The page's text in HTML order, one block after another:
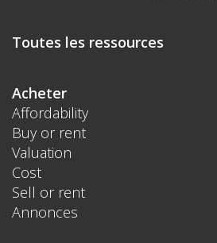
Toutes les ressources
Acheter
Affordability
Buy or rent
Valuation
Cost
Sell or rent
Annonces